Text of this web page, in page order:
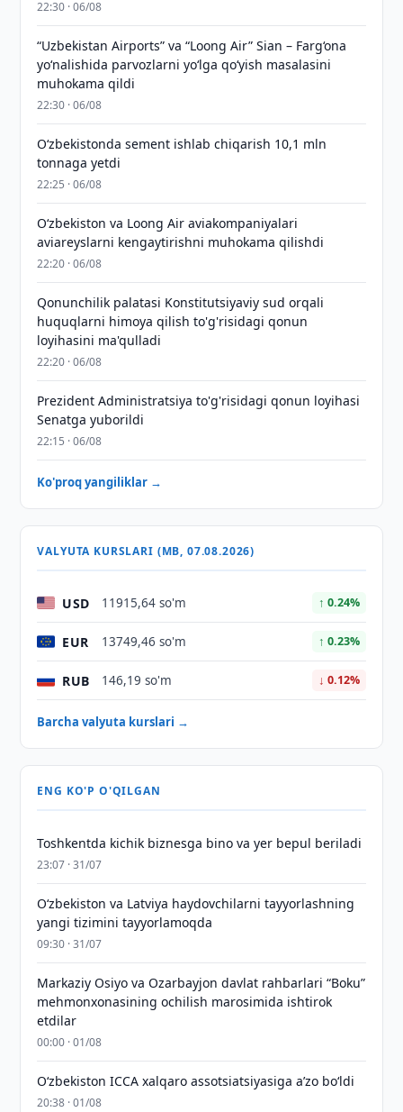
22:30 · 06/08
“Uzbekistan Airports” va “Loong Air” Sian – Farg‘ona
yo‘nalishida parvozlarni yo‘lga qo‘yish masalasini
muhokama qildi
22:30 · 06/08
O‘zbekistonda sement ishlab chiqarish 10,1 mln
tonnaga yetdi
22:25 · 06/08
Oʻzbekiston va Loong Air aviakompaniyalari
aviareyslarni kengaytirishni muhokama qilishdi
22:20 · 06/08
Qonunchilik palatasi Konstitutsiyaviy sud orqali
huquqlarni himoya qilish to'g'risidagi qonun
loyihasini ma'qulladi
22:20 · 06/08
Prezident Administratsiya to'g'risidagi qonun loyihasi
Senatga yuborildi
22:15 · 06/08
Ko'proq yangiliklar →
VALYUTA KURSLARI (MB, 07.08.2026)
USD 11915,64 so'm ↑ 0.24%
EUR 13749,46 so'm ↑ 0.23%
RUB 146,19 so'm ↓ 0.12%
Barcha valyuta kurslari →
ENG KO'P O'QILGAN
Toshkentda kichik biznesga bino va yer bepul beriladi
23:07 · 31/07
Oʻzbekiston va Latviya haydovchilarni tayyorlashning
yangi tizimini tayyorlamoqda
09:30 · 31/07
Markaziy Osiyo va Ozarbayjon davlat rahbarlari “Boku”
mehmonxonasining ochilish marosimida ishtirok
etdilar
00:00 · 01/08
O‘zbekiston ICCA xalqaro assotsiatsiyasiga aʼzo bo‘ldi
20:38 · 01/08